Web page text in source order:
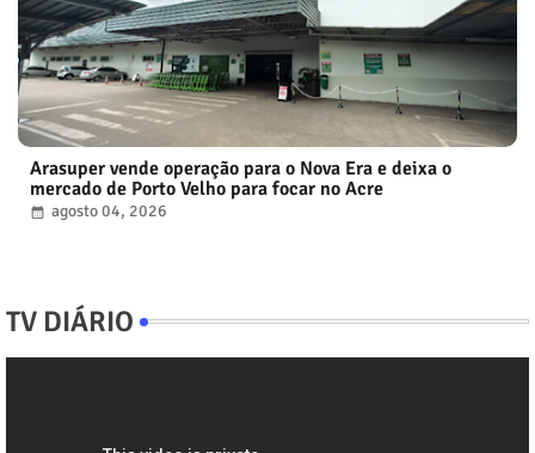
Arasuper vende operação para o Nova Era e deixa o
mercado de Porto Velho para focar no Acre
agosto 04, 2026
TV DIÁRIO